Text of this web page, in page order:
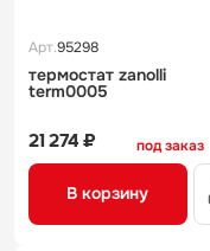
Арт.95298
термостат zanolli
term0005
под заказ
21 274 ₽
В корзину